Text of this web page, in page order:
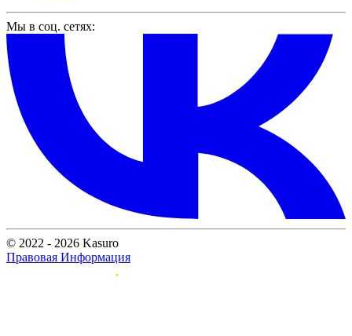
Мы в соц. сетях:
© 2022 - 2026 Kasuro
Правовая Информация